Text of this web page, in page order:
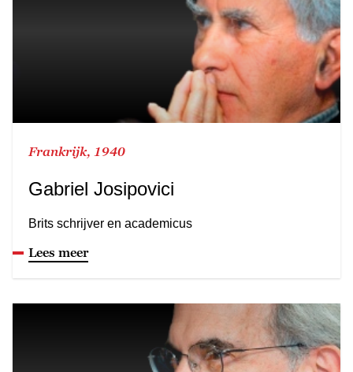
Frankrijk, 1940
Gabriel Josipovici
Brits schrijver en academicus
Lees meer